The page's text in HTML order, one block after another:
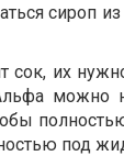
сироп
сок, их
можно
под